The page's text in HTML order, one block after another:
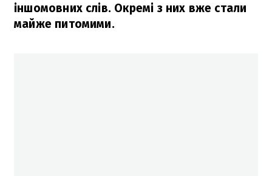
іншомовних слів. Окремі з них вже стали
майже питомими.